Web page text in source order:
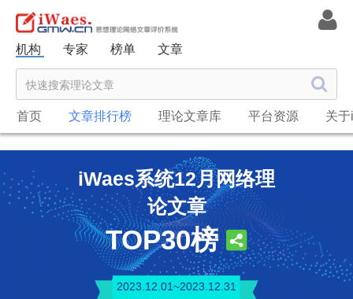
机构 专家 榜单 文章
首页 文章排行榜 理论文章库 平台资源 关
iWaes系统12月网络理
论文章
TOP30榜
2023.12.01~2023.12.31